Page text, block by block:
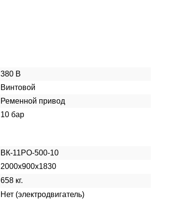
380 В
Винтовой
Ременной привод
10 бар
ВК-11РО-500-10
2000х900х1830
658 кг.
Нет (электродвигатель)